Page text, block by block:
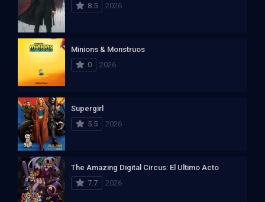
8.5
2026
Minions & Monstruos
0
2026
Supergirl
5.5
2026
The Amazing Digital Circus: El Ultimo Acto
7.7
2026